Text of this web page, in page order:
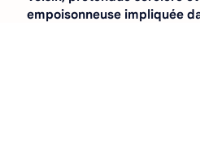
empoisonneuse impliquée